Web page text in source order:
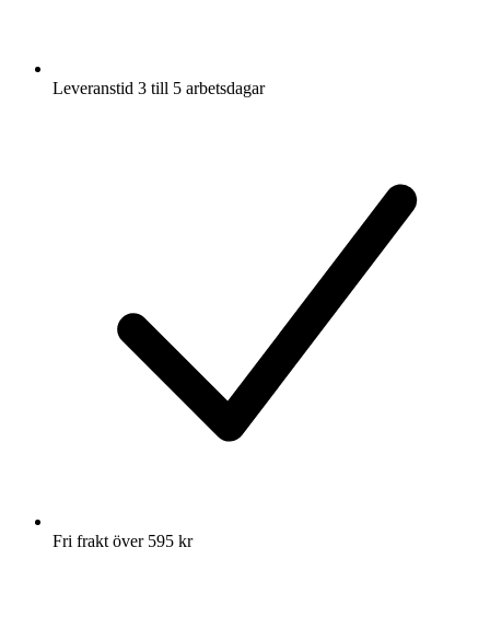
Leveranstid 3 till 5 arbetsdagar
Fri frakt över 595 kr